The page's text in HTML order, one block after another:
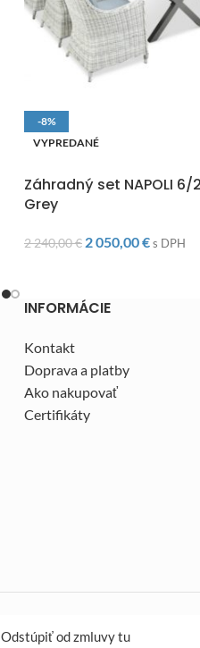
-8%
VYPREDANÉ
Záhradný set NAPOLI 6/
Grey
2 240,00€ 2 050,00€s DPH
INFORMÁCIE
Kontakt
Doprava a platby
Ako nakupovať
Certifikáty
Odstúpiť od zmluvy tu